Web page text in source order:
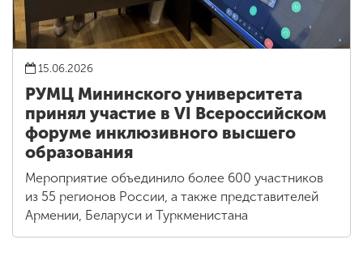
15.06.2026
РУМЦ Мининского университета
принял участие в VI Всероссийском
форуме инклюзивного высшего
образования
Мероприятие объединило более 600 участников
из 55 регионов России, а также представителей
Армении, Беларуси и Туркменистана